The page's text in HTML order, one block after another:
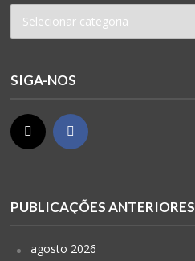
SIGA-NOS
PUBLICAÇÕES ANTERIORES
agosto 2026